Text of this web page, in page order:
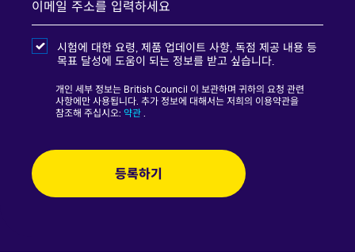
입력
시험에 대한 요령, 제품 업데이트 사항, 독점 제공 내용 등
목표 달성에 도움이 되는 정보를 받고 싶습니다.
개인 세부 정보는 British Council 이 보관하며 귀하의 요청 관련
사항에만 사용됩니다. 추가 정보에 대해서는 저희의 이용약관을
참조해 주십시오: 약관